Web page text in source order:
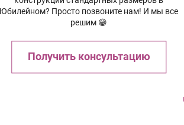
Юбилейном? Просто позвоните нам! И мы все
решим 😁
Получить консультацию